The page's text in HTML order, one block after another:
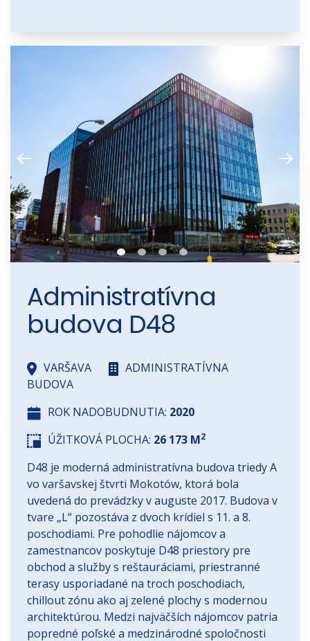
Administratívna
budova D48
VARŠAVA
ADMINISTRATÍVNA
BUDOVA
ROK NADOBUDNUTIA: 2020
ÚŽITKOVÁ PLOCHA: 26 173 M2
D48 je moderná administratívna budova triedy A
vo varšavskej štvrti Mokotów, ktorá bola
uvedená do prevádzky v auguste 2017. Budova v
tvare „L“ pozostáva z dvoch krídiel s 11. a 8.
poschodiami. Pre pohodlie nájomcov a
zamestnancov poskytuje D48 priestory pre
obchod a služby s reštauráciami, priestranné
terasy usporiadané na troch poschodiach,
chillout zónu ako aj zelené plochy s modernou
architektúrou. Medzi najväčších nájomcov patria
popredné poľské a medzinárodné spoločnosti